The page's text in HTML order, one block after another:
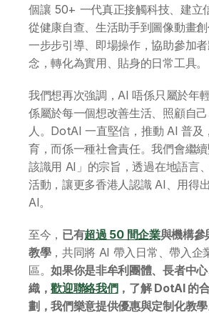
個讓 50+ 一代真正接觸科技、建立
從健康自查、生活助手到圖像動畫
一步步引導、即場操作，協助參加
念，轉化為實用、貼身的日常工具。
我們想再次強調，AI 唔係只屬於年
係屬於每一個想改善生活、照顧自
人。DotAI 一直堅信，推動 AI 普及
育，而係一種社會責任。我們會繼
該識用 AI」的宗旨，透過在地語言
活動，讓更多香港人認識 AI、用得
AI。
至今， 已有超過 50 間企業與機構參
教學，共同將 AI 帶入日常、帶入企
區。如果你是非牟利團體、長者中
織，歡迎聯絡我們，了解 DotAI 的
劃，我們樂意提供優惠與定制化教學